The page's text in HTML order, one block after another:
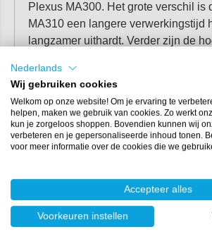
Plexus MA300. Het grote verschil is
MA310 een langere verwerkingstijd
langzamer uithardt. Verder zijn de
Bekijk de productpagina van
meer technische informatie over de
methacrylaatlijm.
Meer informatie
Plexus?
Plexus lijm bestel je eenvoudig bij
Polyestershoppen. Bestel je op
Nederlands
Wij gebruiken cookies
Welkom op onze website! Om je ervaring te
helpen, maken we gebruik van cookies. Zo werkt
kun je zorgeloos shoppen. Bovendien kunnen wij
verbeteren en je gepersonaliseerde inhoud tonen.
voor meer informatie over de cookies die we
Accepteer alles
Voorkeuren instellen